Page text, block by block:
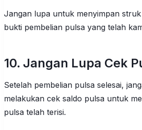
Jangan lupa untuk menyimpan
bukti pembelian pulsa yang telah
10. Jangan Lupa Cek
Setelah pembelian pulsa selesai,
melakukan cek saldo pulsa untuk
pulsa telah terisi.